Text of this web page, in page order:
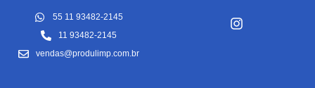
55 11 93482-2145
11 93482-2145
vendas@produlimp.com.br